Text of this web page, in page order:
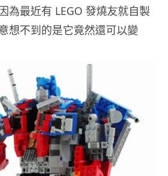
為最近有 LEGO 發燒友就自製
想不到的是它竟然還可以變